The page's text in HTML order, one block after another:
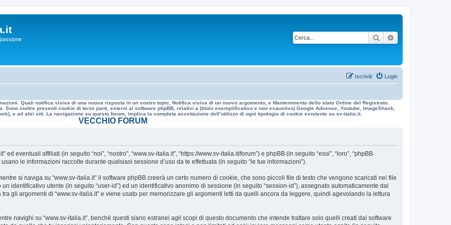
Cerca
Login
Iscriviti
Quali notifica visiva di una nuova risposta in un vostro topic, Notifica visiva di un nuovo argomento, e Mantenimento dello stato Online del Registrato.
inoltre presenti cookie di terze parti, esterni al software phpBB, relativi a (titolo esemplificativo e non esaustivo) Google Adsense, Youtube, ImageShack,
e ad altri siti. La navigazione su questo forum, implica la completa accettazione dell’utilizzo di ogni tipologia di cookie esistente su sv-italia.it.
VECCHIO FORUM
eventuali affiliati (in seguito “noi”, “nostro”, “www.sv-italia.it”, “https://www.sv-italia.it/forum”) e phpBB (in seguito “essi”, “loro”, “phpBB
usano le informazioni raccolte durante qualsiasi sessione d’uso da te effettuata (in seguito “le tue informazioni”).
si naviga su “www.sv-italia.it” il software phpBB creerà un certo numero di cookie, che sono piccoli file di testo che vengono scaricati nei file
identificativo utente (in seguito “user-id”) ed un identificativo anonimo di sessione (in seguito “session-id”), assegnato automaticamente dal
gli argomenti di “www.sv-italia.it” e viene usato per memorizzare gli argomenti letti da quelli ancora da leggere, quindi agevolando la lettura
navighi su “www.sv-italia.it”, benché questi siano estranei agli scopi di questo documento che intende trattare solo quelli creati dal software